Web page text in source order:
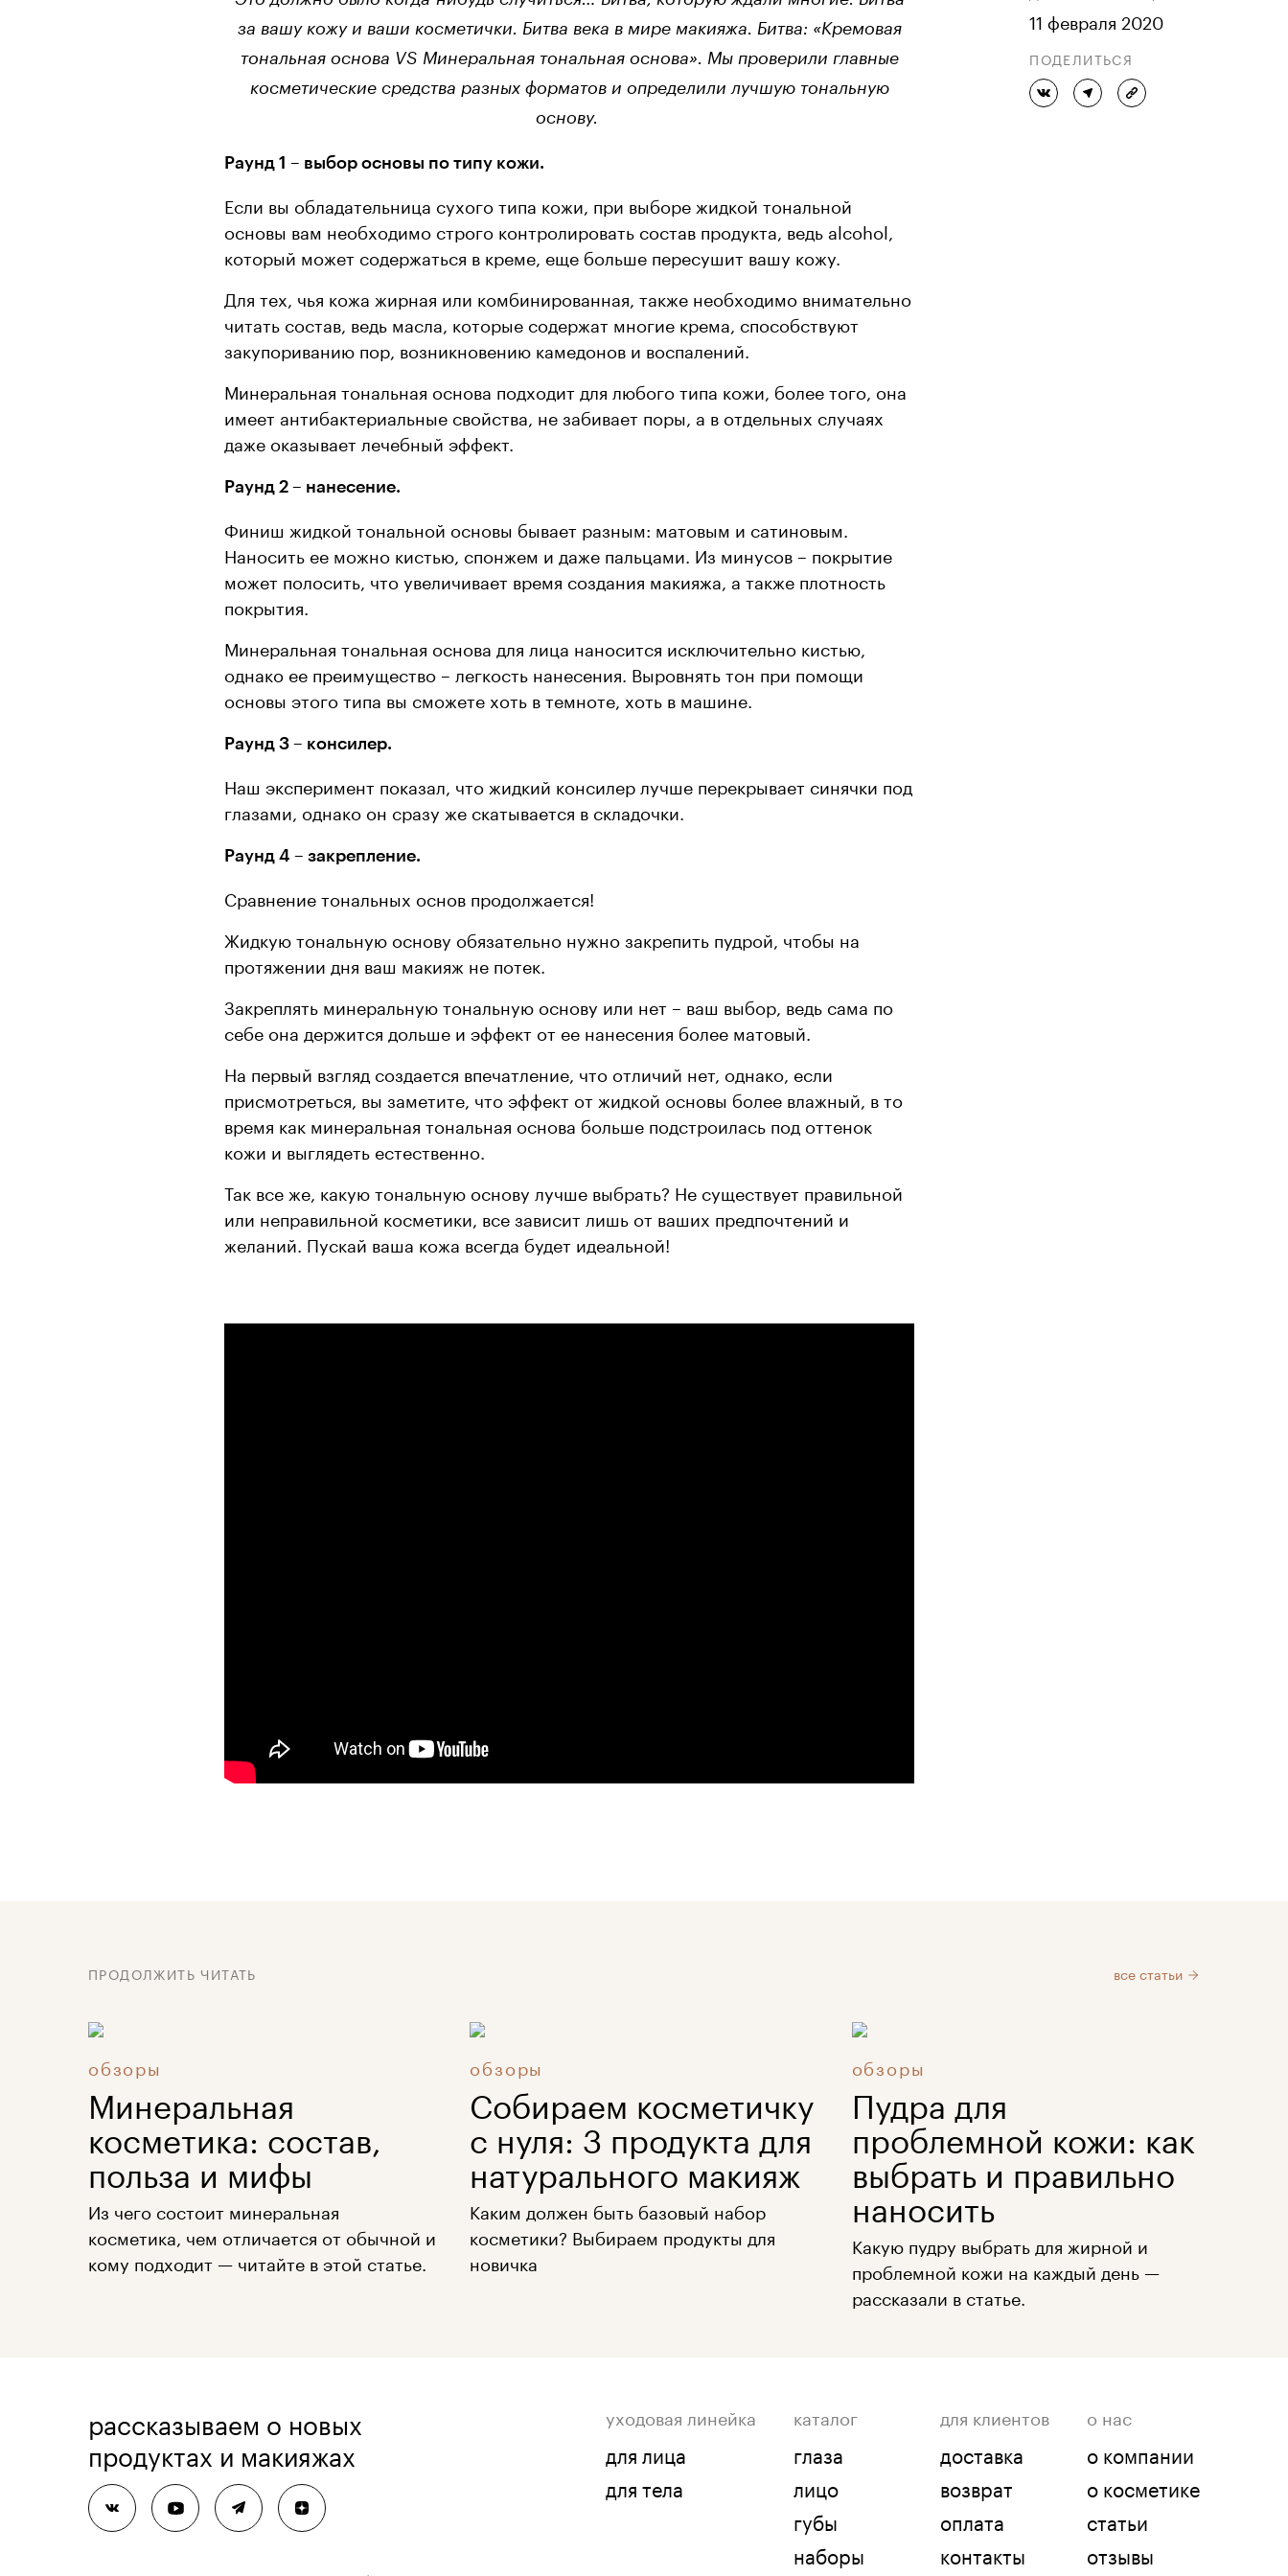
за вашу кожу и ваши косметички. Битва века в мире макияжа. Битва: «Кремовая
тональная основа VS Минеральная тональная основа». Мы проверили главные
косметические средства разных форматов и определили лучшую тональную
основу.
Раунд 1 – выбор основы по типу кожи.
Если вы обладательница сухого типа кожи, при выборе жидкой тональной
основы вам необходимо строго контролировать состав продукта, ведь alcohol,
который может содержаться в креме, еще больше пересушит вашу кожу.
Для тех, чья кожа жирная или комбинированная, также необходимо внимательно
читать состав, ведь масла, которые содержат многие крема, способствуют
закупориванию пор, возникновению камедонов и воспалений.
Минеральная тональная основа подходит для любого типа кожи, более того, она
имеет антибактериальные свойства, не забивает поры, а в отдельных случаях
даже оказывает лечебный эффект.
Раунд 2 – нанесение.
Финиш жидкой тональной основы бывает разным: матовым и сатиновым.
Наносить ее можно кистью, спонжем и даже пальцами. Из минусов – покрытие
может полосить, что увеличивает время создания макияжа, а также плотность
покрытия.
Минеральная тональная основа для лица наносится исключительно кистью,
однако ее преимущество – легкость нанесения. Выровнять тон при помощи
основы этого типа вы сможете хоть в темноте, хоть в машине.
Раунд 3 – консилер.
Наш эксперимент показал, что жидкий консилер лучше перекрывает синячки под
глазами, однако он сразу же скатывается в складочки.
Раунд 4 – закрепление.
Сравнение тональных основ продолжается!
Жидкую тональную основу обязательно нужно закрепить пудрой, чтобы на
протяжении дня ваш макияж не потек.
Закреплять минеральную тональную основу или нет – ваш выбор, ведь сама по
себе она держится дольше и эффект от ее нанесения более матовый.
На первый взгляд создается впечатление, что отличий нет, однако, если
присмотреться, вы заметите, что эффект от жидкой основы более влажный, в то
время как минеральная тональная основа больше подстроилась под оттенок
кожи и выглядеть естественно.
Так все же, какую тональную основу лучше выбрать? Не существует правильной
или неправильной косметики, все зависит лишь от ваших предпочтений и
желаний. Пускай ваша кожа всегда будет идеальной!
11 февраля 2020
ПОДЕЛИТЬСЯ
ПРОДОЛЖИТЬ ЧИТАТЬ все статьи
обзоры
Минеральная
косметика: состав,
польза и мифы
Из чего состоит минеральная
косметика, чем отличается от обычной и
кому подходит — читайте в этой статье.
обзоры
Собираем косметичку
с нуля: 3 продукта для
натурального макияж
Каким должен быть базовый набор
косметики? Выбираем продукты для
новичка
обзоры
Пудра для
проблемной кожи: как
выбрать и правильно
наносить
Какую пудру выбрать для жирной и
проблемной кожи на каждый день —
рассказали в статье.
рассказываем о новых
продуктах и макияжах
уходовая линейка
для лица
для тела
каталог
глаза
лицо
губы
наборы
для клиентов
доставка
возврат
оплата
контакты
о нас
о компании
о косметике
статьи
отзывы